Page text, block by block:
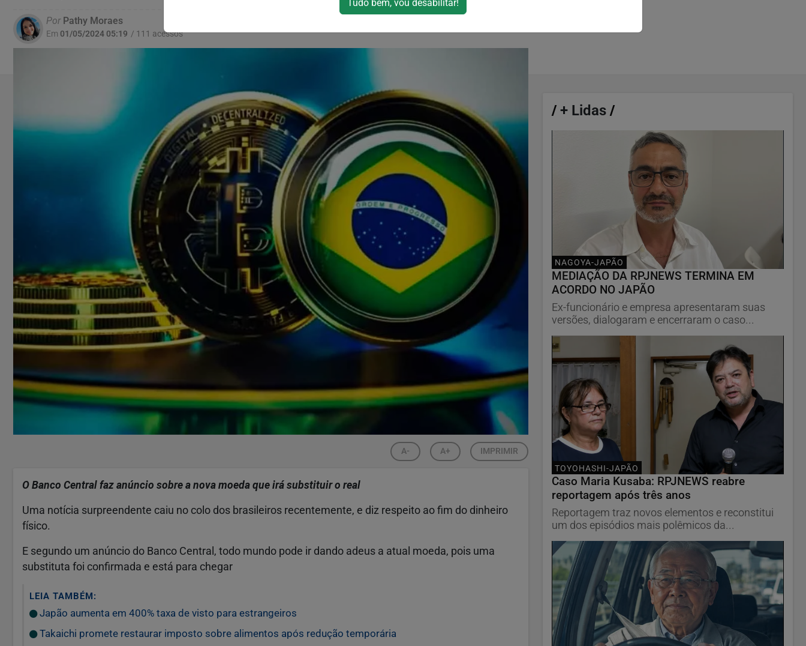
PorPathy Moraes
Em 01/05/2024 05:19 / 111 acessos
A- A+ IMPRIMIR
O Banco Central faz anúncio sobre a nova moeda que irá substituir o real
Uma notícia surpreendente caiu no colo dos brasileiros recentemente, e diz respeito ao fim do dinheiro
físico.
E segundo um anúncio do Banco Central, todo mundo pode ir dando adeus a atual moeda, pois uma
substituta foi confirmada e está para chegar
LEIA TAMBÉM:
Japão aumenta em 400% taxa de visto para estrangeiros
Takaichi promete restaurar imposto sobre alimentos após redução temporária
/+ Lidas /
NAGOYA-JAPÃO
MEDIAÇÃO DA RPJNEWS TERMINA EM
ACORDO NO JAPÃO
Ex-funcionário e empresa apresentaram suas
versões, dialogaram e encerraram o caso...
TOYOHASHI-JAPÃO
Caso Maria Kusaba: RPJNEWS reabre
reportagem após três anos
Reportagem traz novos elementos e reconstitui
um dos episódios mais polêmicos da...
Tudo bem, vou desabilitar!